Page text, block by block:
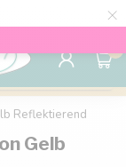
×
0
Reflektierend
Gelb